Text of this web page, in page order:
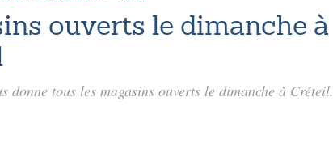
ouverts le dimanche à
donne tous les magasins ouverts le dimanche à Créteil.